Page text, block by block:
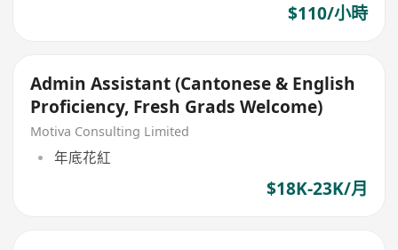
$110/小時
Admin Assistant (Cantonese & English
Proficiency, Fresh Grads Welcome)
Motiva Consulting Limited
年底花紅
$18K-23K/月